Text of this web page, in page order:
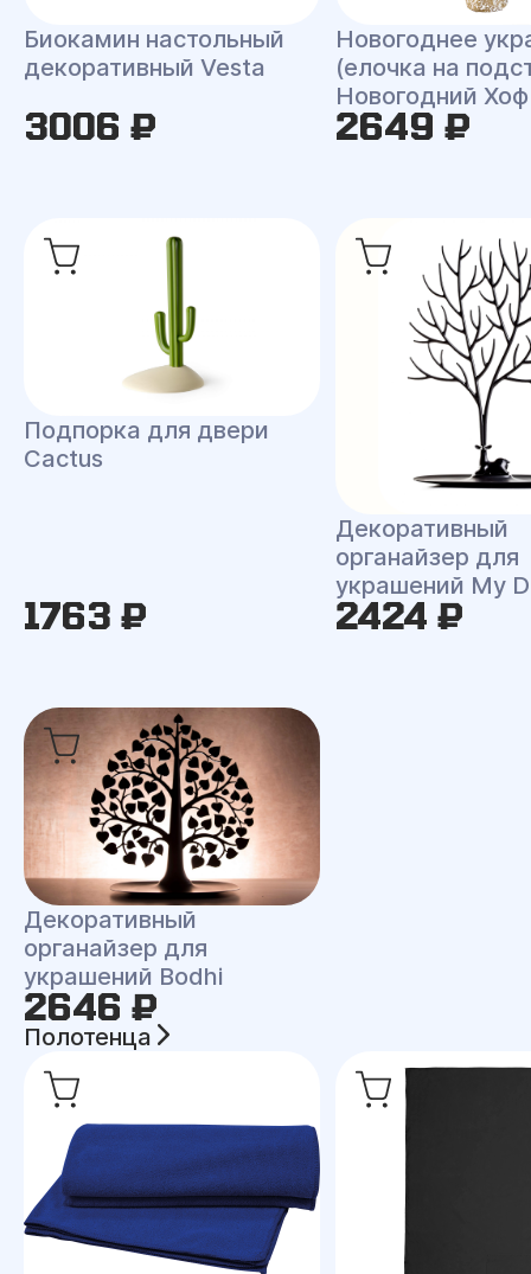
Биокамин настольный
декоративный Vesta
3006 ₽
Новогоднее
(елочка на
Новогодний Хоф
2649 ₽
Подпорка для двери
Cactus
1763 ₽
Декоративный
органайзер для
украшений My
2424 ₽
Декоративный
органайзер для
украшений Bodhi
2646 ₽
Полотенца